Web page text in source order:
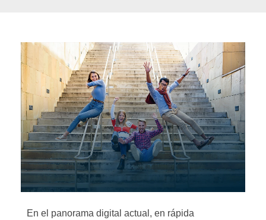
En el panorama digital actual, en rápida